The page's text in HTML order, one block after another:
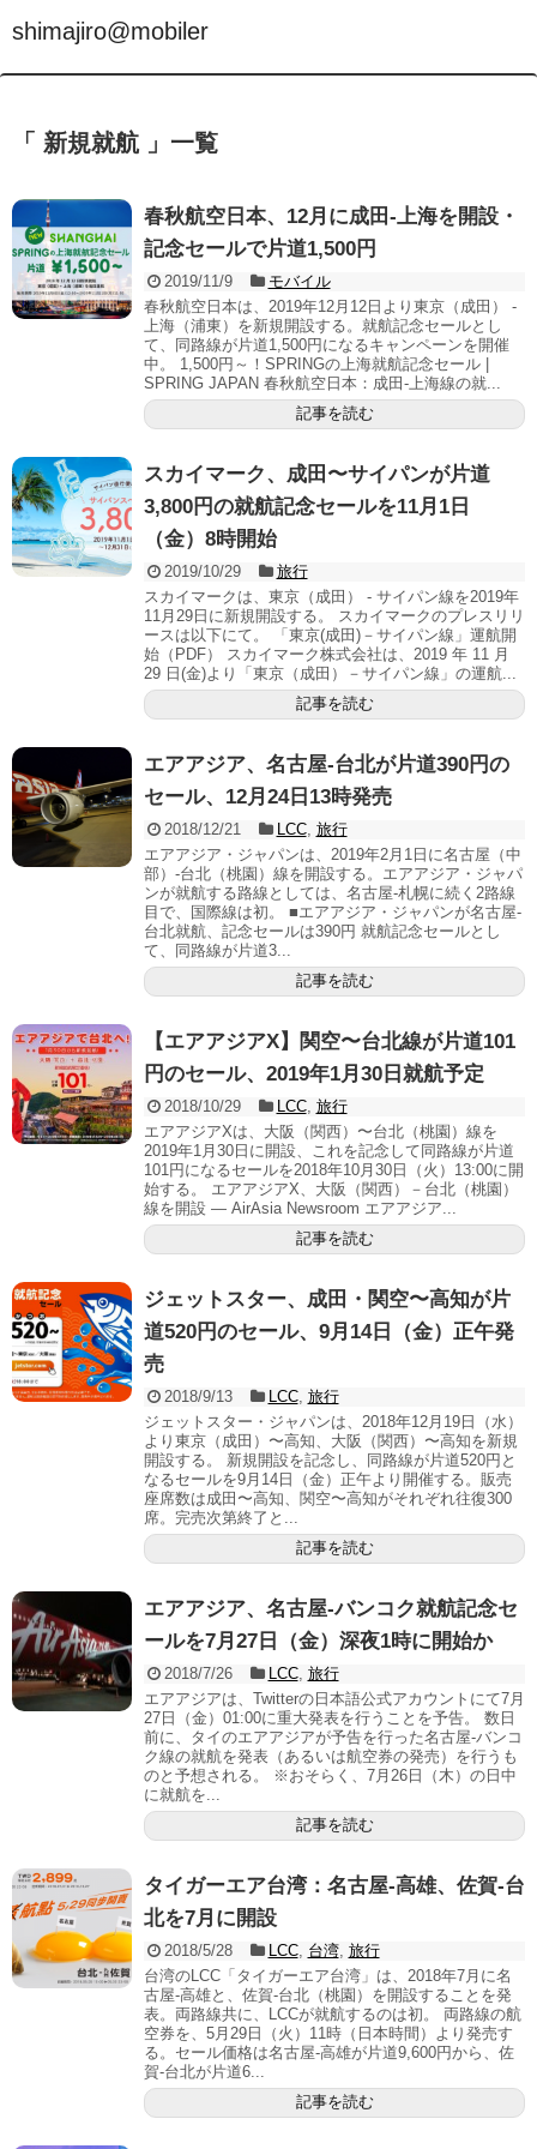
shimajiro@mobiler
「 新規就航 」一覧
春秋航空日本、12月に成田-上海を開設・
記念セールで片道1,500円
2019/11/9
モバイル
春秋航空日本は、2019年12月12日より東京（成田） -
上海（浦東）を新規開設する。就航記念セールとし
て、同路線が片道1,500円になるキャンペーンを開催
中。 1,500円～！SPRINGの上海就航記念セール |
SPRING JAPAN 春秋航空日本：成田-上海線の就...
記事を読む
スカイマーク、成田〜サイパンが片道
3,800円の就航記念セールを11月1日
（金）8時開始
2019/10/29
旅行
スカイマークは、東京（成田） - サイパン線を2019年
11月29日に新規開設する。 スカイマークのプレスリリ
ースは以下にて。 「東京(成田)－サイパン線」運航開
始（PDF） スカイマーク株式会社は、2019 年 11 月
29 日(金)より「東京（成田）－サイパン線」の運航...
記事を読む
エアアジア、名古屋-台北が片道390円の
セール、12月24日13時発売
2018/12/21 LCC, 旅行
エアアジア・ジャパンは、2019年2月1日に名古屋（中
部）-台北（桃園）線を開設する。エアアジア・ジャパ
ンが就航する路線としては、名古屋-札幌に続く2路線
目で、国際線は初。 ■エアアジア・ジャパンが名古屋-
台北就航、記念セールは390円 就航記念セールとし
て、同路線が片道3...
記事を読む
【エアアジアX】関空〜台北線が片道101
円のセール、2019年1月30日就航予定
2018/10/29 LCC, 旅行
エアアジアXは、大阪（関西）〜台北（桃園）線を
2019年1月30日に開設、これを記念して同路線が片道
101円になるセールを2018年10月30日（火）13:00に開
始する。 エアアジアX、大阪（関西）－台北（桃園）
線を開設 — AirAsia Newsroom エアアジア...
記事を読む
ジェットスター、成田・関空〜高知が片
道520円のセール、9月14日（金）正午発
売
2018/9/13 LCC, 旅行
ジェットスター・ジャパンは、2018年12月19日（水）
より東京（成田）〜高知、大阪（関西）〜高知を新規
開設する。 新規開設を記念し、同路線が片道520円と
なるセールを9月14日（金）正午より開催する。販売
座席数は成田〜高知、関空〜高知がそれぞれ往復300
席。完売次第終了と...
記事を読む
エアアジア、名古屋-バンコク就航記念セ
ールを7月27日（金）深夜1時に開始か
2018/7/26 LCC, 旅行
エアアジアは、Twitterの日本語公式アカウントにて7月
27日（金）01:00に重大発表を行うことを予告。 数日
前に、タイのエアアジアが予告を行った名古屋-バンコ
ク線の就航を発表（あるいは航空券の発売）を行うも
のと予想される。 ※おそらく、7月26日（木）の日中
に就航を...
記事を読む
タイガーエア台湾：名古屋-高雄、佐賀-台
北を7月に開設
2018/5/28 LCC, 台湾, 旅行
台湾のLCC「タイガーエア台湾」は、2018年7月に名
古屋-高雄と、佐賀-台北（桃園）を開設することを発
表。両路線共に、LCCが就航するのは初。 両路線の航
空券を、5月29日（火）11時（日本時間）より発売す
る。セール価格は名古屋-高雄が片道9,600円から、佐
賀-台北が片道6...
記事を読む